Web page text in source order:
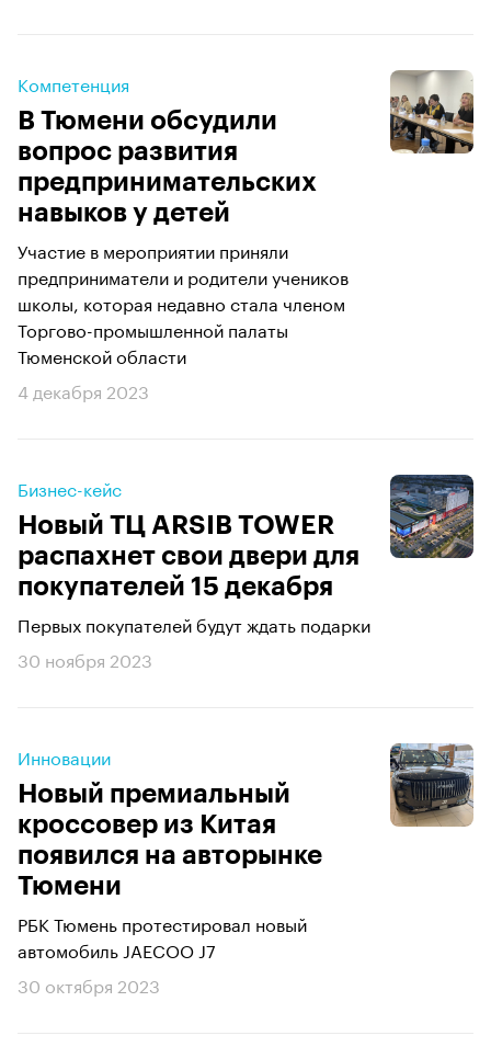
Компетенция
В Тюмени обсудили
вопрос развития
предпринимательских
навыков у детей
Участие в мероприятии приняли
предприниматели и родители учеников
школы, которая недавно стала членом
Торгово-промышленной палаты
Тюменской области
4 декабря 2023
Бизнес-кейс
Новый ТЦ ARSIB TOWER
распахнет свои двери для
покупателей 15 декабря
Первых покупателей будут ждать подарки
30 ноября 2023
Инновации
Новый премиальный
кроссовер из Китая
появился на авторынке
Тюмени
РБК Тюмень протестировал новый
автомобиль JAECOO J7
30 октября 2023